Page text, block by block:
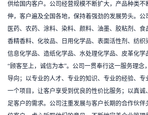
供给国内客户。公司经营规模不断扩大，产品种类
伸，客户遍及全国各地，保持着强劲的发展势头。公
医药、农药、涂料、染料、颜料、油墨、胶粘剂、食
香精香料、化妆品、日用化学品、表面活性剂、纺织
信息化学品、造纸化学品、水处理化学品、皮革化学
“顾客至上，诚信为本”。公司一贯奉行这一服务理念
导向；以专业的人才、专业的知识、专业的经验、
一个项目，让客户享受到优良的性价比服务；以真
足客户的需求。公司注重发展与客户长期的合作伙